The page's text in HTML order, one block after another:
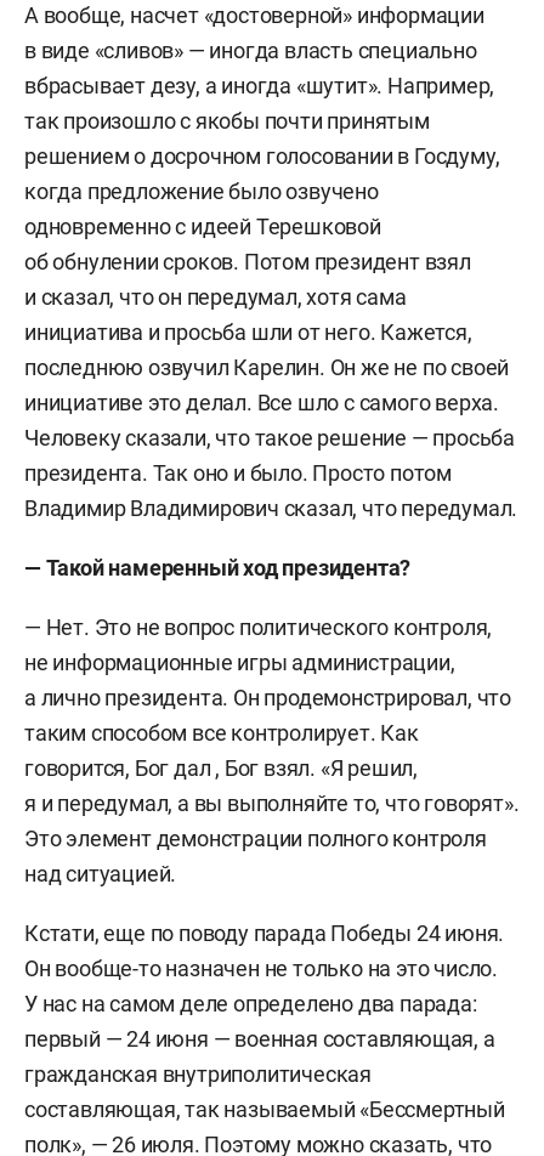
А вообще, насчет «достоверной» информации
в виде «сливов» — иногда власть специально
вбрасывает дезу, а иногда «шутит». Например,
так произошло с якобы почти принятым
решением о досрочном голосовании в Госдуму,
когда предложение было озвучено
одновременно с идеей Терешковой
об обнулении сроков. Потом президент взял
и сказал, что он передумал, хотя сама
инициатива и просьба шли от него. Кажется,
последнюю озвучил Карелин. Он же не по своей
инициативе это делал. Все шло с самого верха.
Человеку сказали, что такое решение — просьба
президента. Так оно и было. Просто потом
Владимир Владимирович сказал, что передумал.
— Такой намеренный ход президента?
— Нет. Это не вопрос политического контроля,
не информационные игры администрации,
а лично президента. Он продемонстрировал, что
таким способом все контролирует. Как
говорится, Бог дал , Бог взял. «Я решил,
я и передумал, а вы выполняйте то, что говорят».
Это элемент демонстрации полного контроля
над ситуацией.
Кстати, еще по поводу парада Победы 24 июня.
Он вообще-то назначен не только на это число.
У нас на самом деле определено два парада:
первый — 24 июня — военная составляющая, а
гражданская внутриполитическая
составляющая, так называемый «Бессмертный
полк», — 26 июля. Поэтому можно сказать, что